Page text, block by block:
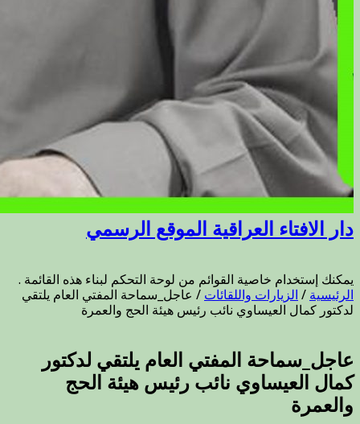
دار الافتاء العراقية الموقع الرسمي
يمكنك إستخدام خاصية القوائم من لوحة التحكم لبناء هذه القائمة .
الرئيسية / الزيارات واللقائات / عاجل_سماحة المفتي العام يلتقي
لدكتور كمال العيساوي نائب رئيس هيئة الحج والعمرة
عاجل_سماحة المفتي العام يلتقي لدكتور
كمال العيساوي نائب رئيس هيئة الحج
والعمرة